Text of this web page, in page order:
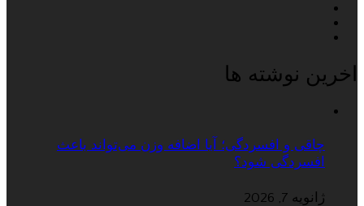
اخرین نوشته ها
چاقی و افسردگی؛ آیا اضافه وزن می‌تواند باعث
افسردگی شود؟
ژانویه 7, 2026